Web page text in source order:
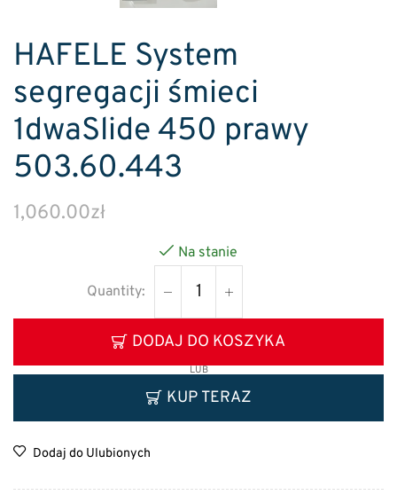
HAFELE System
segregacji śmieci
1dwaSlide 450 prawy
503.60.443
1,060.00zł
Na stanie
DODAJ DO KOSZYKA
LUB
KUP TERAZ
Dodaj do Ulubionych